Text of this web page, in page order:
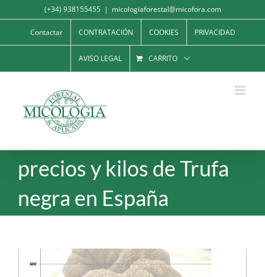
al
contenido
(+34) 938155455 | micologiaforestal@micofora.com
Contactar CONTRATACIÓN COOKIES PRIVACIDAD
AVISO LEGAL CARRITO
precios y kilos de Trufa
negra en España